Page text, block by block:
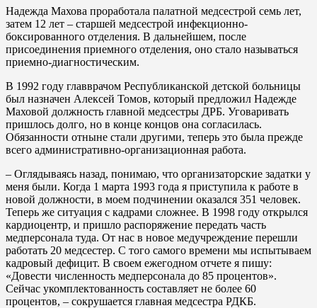
Надежда Махова проработала палатной медсестрой семь лет,
затем 12 лет – старшей медсестрой инфекционно-
боксированного отделения. В дальнейшем, после
присоединения приемного отделения, оно стало называться
приемно-диагностическим.
В 1992 году главврачом Республиканской детской больницы
был назначен Алексей Томов, который предложил Надежде
Маховой должность главной медсестры ДРБ. Уговаривать
пришлось долго, но в конце концов она согласилась.
Обязанности отныне стали другими, теперь это была прежде
всего административно-организационная работа.
– Оглядываясь назад, понимаю, что организаторские задатки у
меня были. Когда 1 марта 1993 года я приступила к работе в
новой должности, в моем подчинении оказался 351 человек.
Теперь же ситуация с кадрами сложнее. В 1998 году открылся
кардиоцентр, и пришло распоряжение передать часть
медперсонала туда. От нас в новое медучреждение перешли
работать 20 медсестер. С того самого времени мы испытываем
кадровый дефицит. В своем ежегодном отчете я пишу:
«Довести численность медперсонала до 85 процентов».
Сейчас укомплектованность составляет не более 60
процентов, – сокрушается главная медсестра РДКБ.